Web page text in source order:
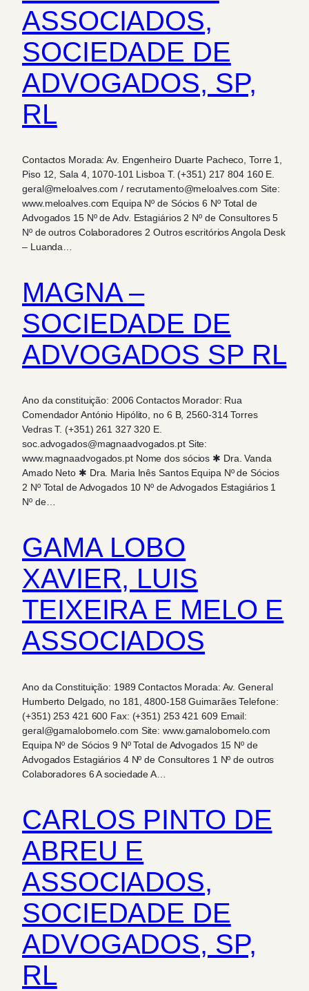
ASSOCIADOS,
SOCIEDADE DE
ADVOGADOS, SP,
RL
Contactos Morada: Av. Engenheiro Duarte Pacheco, Torre 1,
Piso 12, Sala 4, 1070-101 Lisboa T. (+351) 217 804 160 E.
geral@meloalves.com / recrutamento@meloalves.com Site:
www.meloalves.com Equipa Nº de Sócios 6 Nº Total de
Advogados 15 Nº de Adv. Estagiários 2 Nº de Consultores 5
Nº de outros Colaboradores 2 Outros escritórios Angola Desk
– Luanda…
MAGNA –
SOCIEDADE DE
ADVOGADOS SP RL
Ano da constituição: 2006 Contactos Morador: Rua
Comendador António Hipólito, no 6 B, 2560-314 Torres
Vedras T. (+351) 261 327 320 E.
soc.advogados@magnaadvogados.pt Site:
www.magnaadvogados.pt Nome dos sócios ✱ Dra. Vanda
Amado Neto ✱ Dra. Maria Inês Santos Equipa Nº de Sócios
2 Nº Total de Advogados 10 Nº de Advogados Estagiários 1
Nº de…
GAMA LOBO
XAVIER, LUIS
TEIXEIRA E MELO E
ASSOCIADOS
Ano da Constituição: 1989 Contactos Morada: Av. General
Humberto Delgado, no 181, 4800-158 Guimarães Telefone:
(+351) 253 421 600 Fax: (+351) 253 421 609 Email:
geral@gamalobomelo.com Site: www.gamalobomelo.com
Equipa Nº de Sócios 9 Nº Total de Advogados 15 Nº de
Advogados Estagiários 4 Nº de Consultores 1 Nº de outros
Colaboradores 6 A sociedade A…
CARLOS PINTO DE
ABREU E
ASSOCIADOS,
SOCIEDADE DE
ADVOGADOS, SP,
RL